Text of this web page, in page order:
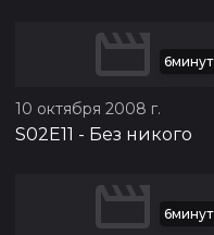
6минут
10 октября 2008 г.
S02E11 - Без никого
6минут